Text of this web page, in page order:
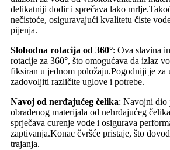
delikatniji dodir i sprečava lako
nečistoće, osiguravajući kvalitetu čiste
pijenja.
Slobodna rotacija od 360°: Ova slavina
rotacije za 360°, što omogućava da izlaz
fiksiran u jednom položaju.Pogodniji je za
zadovoljiti različite uglove i potrebe.
Navoj od nerđajućeg čelika: Navojni dio
obrađenog materijala od nehrđajućeg
sprječava curenje vode i osigurava
zaptivanja.Konac čvršće pristaje, što
trajanja.